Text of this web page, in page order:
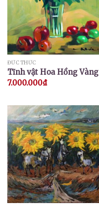
ĐỨC THỨC
Tĩnh vật Hoa Hồng Vàng
7.000.000₫